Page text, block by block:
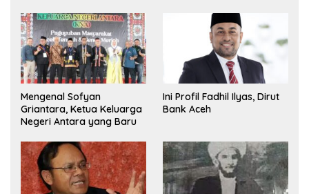
Mengenal Sofyan
Griantara, Ketua Keluarga
Negeri Antara yang Baru
Ini Profil Fadhil Ilyas, Dirut
Bank Aceh